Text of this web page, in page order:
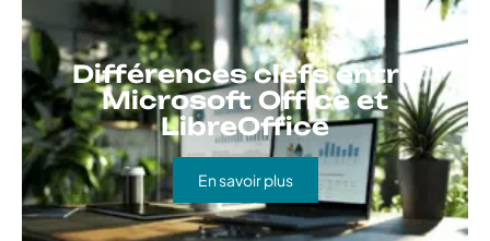
Différences clefs entre
Microsoft Office et
LibreOffice
En savoir plus